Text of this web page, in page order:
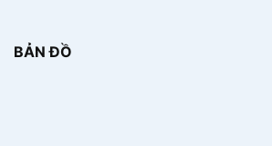
BẢN ĐỒ